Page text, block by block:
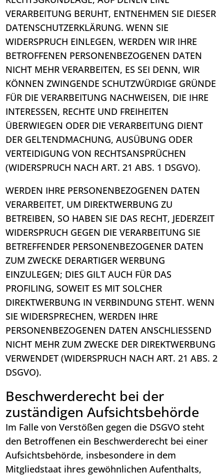
VERARBEITUNG BERUHT, ENTNEHMEN SIE DIESER
DATENSCHUTZERKLÄRUNG. WENN SIE
WIDERSPRUCH EINLEGEN, WERDEN WIR IHRE
BETROFFENEN PERSONENBEZOGENEN DATEN
NICHT MEHR VERARBEITEN, ES SEI DENN, WIR
KÖNNEN ZWINGENDE SCHUTZWÜRDIGE GRÜNDE
FÜR DIE VERARBEITUNG NACHWEISEN, DIE IHRE
INTERESSEN, RECHTE UND FREIHEITEN
ÜBERWIEGEN ODER DIE VERARBEITUNG DIENT
DER GELTENDMACHUNG, AUSÜBUNG ODER
VERTEIDIGUNG VON RECHTSANSPRÜCHEN
(WIDERSPRUCH NACH ART. 21 ABS. 1 DSGVO).
WERDEN IHRE PERSONENBEZOGENEN DATEN
VERARBEITET, UM DIREKTWERBUNG ZU
BETREIBEN, SO HABEN SIE DAS RECHT, JEDERZEIT
WIDERSPRUCH GEGEN DIE VERARBEITUNG SIE
BETREFFENDER PERSONENBEZOGENER DATEN
ZUM ZWECKE DERARTIGER WERBUNG
EINZULEGEN; DIES GILT AUCH FÜR DAS
PROFILING, SOWEIT ES MIT SOLCHER
DIREKTWERBUNG IN VERBINDUNG STEHT. WENN
SIE WIDERSPRECHEN, WERDEN IHRE
PERSONENBEZOGENEN DATEN ANSCHLIESSEND
NICHT MEHR ZUM ZWECKE DER DIREKTWERBUNG
VERWENDET (WIDERSPRUCH NACH ART. 21 ABS. 2
DSGVO).
Beschwerde­recht bei der
zuständigen Aufsichts­behörde
Im Falle von Verstößen gegen die DSGVO steht
den Betroffenen ein Beschwerderecht bei einer
Aufsichtsbehörde, insbesondere in dem
Mitgliedstaat ihres gewöhnlichen Aufenthalts,